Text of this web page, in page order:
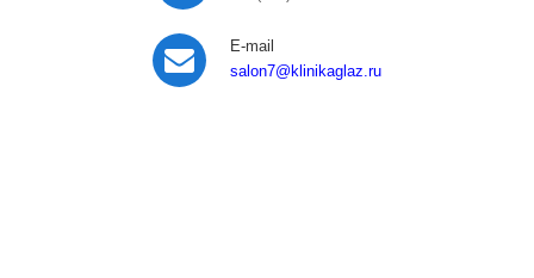
E-mail
salon7@klinikaglaz.ru